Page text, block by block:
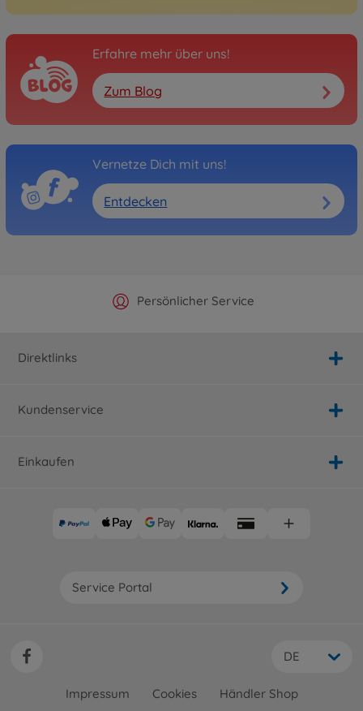
Erfahre mehr über uns!
Zum Blog
Vernetze Dich mit uns!
Entdecken
Offizieller Hersteller Shop
Persönlicher Service
Versandkostenfrei ab 25€
Schnelle Lieferung
Direktlinks
Kundenservice
Einkaufen
Service Portal
DE
Impressum Cookies Händler Shop